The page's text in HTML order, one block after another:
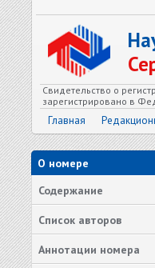
Свидетельство о
зарегистрировано в
Главная
О номере
Содержание
Список авторов
Аннотации номера